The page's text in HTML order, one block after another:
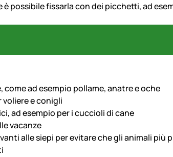
possibile fissarla con dei picchetti, ad
ad esempio pollame, anatre e oche
e conigli
ad esempio per i cuccioli di cane
vacanze
alle siepi per evitare che gli animali più